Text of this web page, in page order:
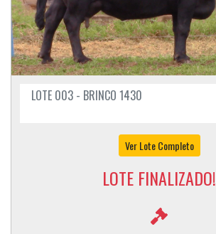
LOTE 003 - BRINCO 1430
Ver Lote Completo
LOTE FINALIZADO!